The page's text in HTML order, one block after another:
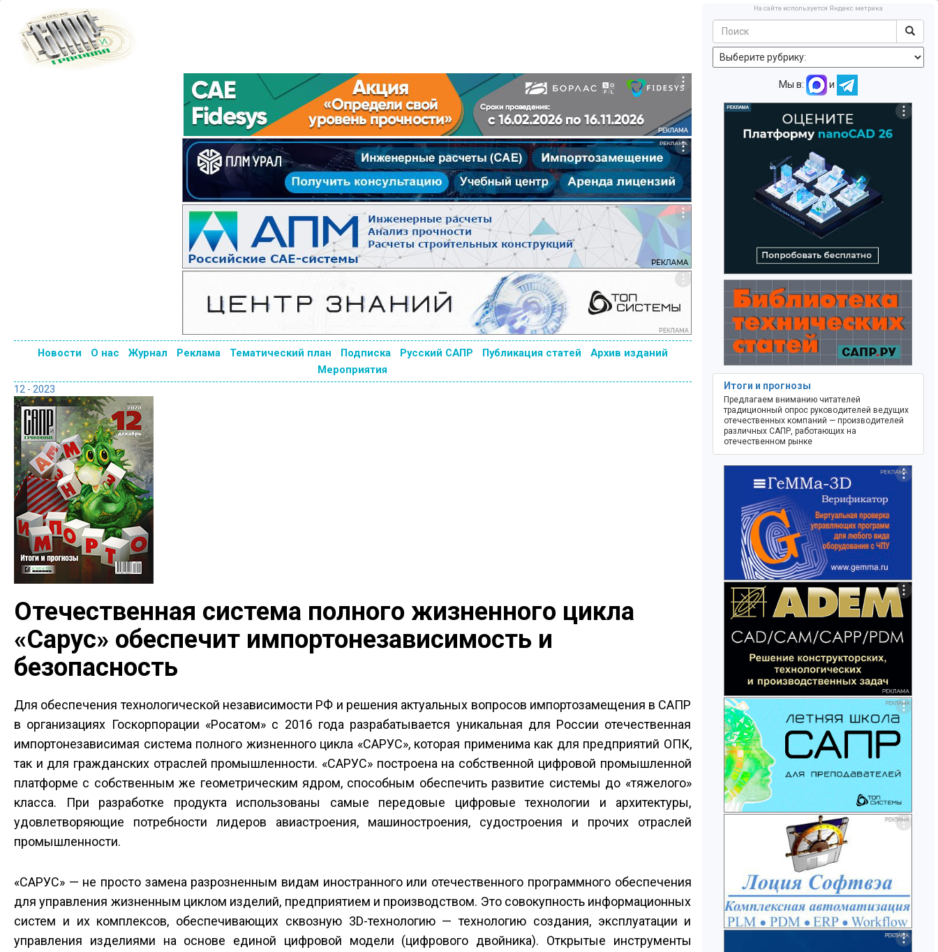
Новости О нас Журнал Реклама Тематический план Подписка Русский САПР Публикация статей
Архив изданий
Мероприятия
12 - 2023
Отечественная система полного жизненного цикла
«Сарус» обеспечит импортонезависимость и
безопасность
Для обеспечения технологической независимости РФ и решения актуальных вопросов импортозамещения в САПР
в организациях Госкорпорации «Росатом» с 2016 года разрабатывается уникальная для России отечественная
импортонезависимая система полного жизненного цикла «САРУС», которая применима как для предприятий ОПК,
так и для гражданских отраслей промышленности. «САРУС» построена на собственной цифровой промышленной
платформе с собственным же геометрическим ядром, способным обеспечить развитие системы до «тяжелого»
класса. При разработке продукта использованы самые передовые цифровые технологии и архитектуры,
удовлетворяющие потребности лидеров авиастроения, машиностроения, судостроения и прочих отраслей
промышленности.
«САРУС» — не просто замена разрозненным видам иностранного или отечественного программного обеспечения
для управления жизненным циклом изделий, предприятием и производством. Это совокупность информационных
систем и их комплексов, обеспечивающих сквозную 3D-технологию — технологию создания, эксплуатации и
управления изделиями на основе единой цифровой модели (цифрового двойника). Открытые инструменты
На сайте используется Яндекс метрика
Мы в: и
Итоги и прогнозы
Предлагаем вниманию читателей
традиционный опрос руководителей ведущих
отечественных компаний — производителей
различных САПР, работающих на
отечественном рынке